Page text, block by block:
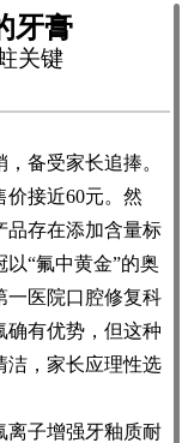
牙膏
关键
备受家长追捧。
价接近60元。然
品存在添加含量标
“氟中黄金”的奥
一医院口腔修复科
确有优势，但这种
洁，家长应理性选
子增强牙釉质耐